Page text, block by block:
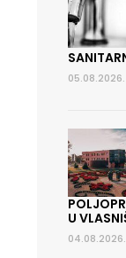
05.08.2026.
U
04.08.2026.